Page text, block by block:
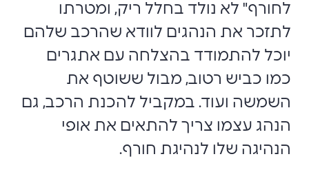
לחורף" לא נולד בחלל ריק, ומטרתו
לתזכר את הנהגים לוודא שהרכב שלהם
יוכל להתמודד בהצלחה עם אתגרים
כמו כביש רטוב, מבול ששוטף את
השמשה ועוד. במקביל להכנת הרכב, גם
הנהג עצמו צריך להתאים את אופי
הנהיגה שלו לנהיגת חורף.